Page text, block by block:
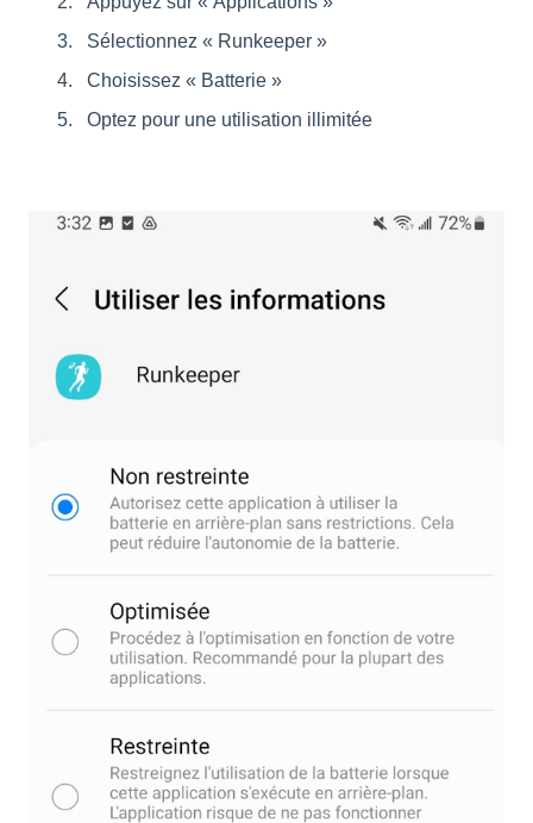
Sélectionnez « Runkeeper »
Choisissez « Batterie »
Optez pour une utilisation illimitée